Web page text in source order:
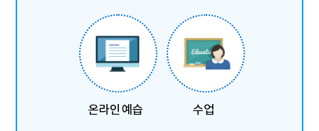
온라인 예습 수업